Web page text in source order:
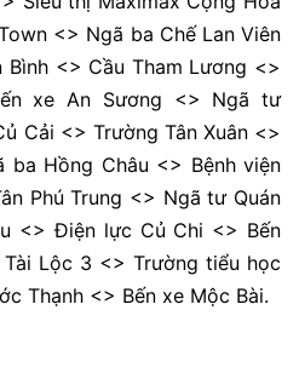
<> Ngã ba Chế Lan Viên
Bình <> Cầu Tham Lương <>
xe An Sương <> Ngã tư
Cải <> Trường Tân Xuân <>
Hồng Châu <> Bệnh viện
Phú Trung <> Ngã tư Quán
<> Điện lực Củ Chi <> Bến
Lộc 3 <> Trường tiểu học
Thạnh <> Bến xe Mộc Bài.